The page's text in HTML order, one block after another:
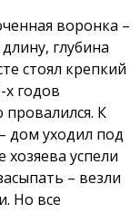
воронка –
глубина
стоял крепкий
х годов
К
дом уходил под
успели
– везли
Но все